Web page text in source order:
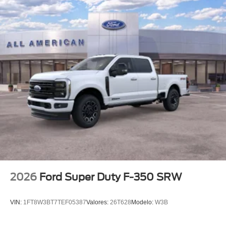
Be sure to stay tuned for more details about this amazing
new Bronco from Ford and Filson!
2026 Ford Super Duty F-350 SRW
VIN: 1FT8W3BT7TEF05387Valores: 26T628Modelo: W3B